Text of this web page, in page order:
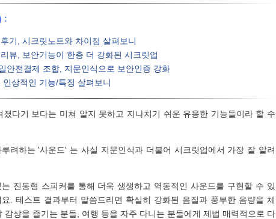
:
기, 시크릿노트와 차이점 살펴보니
뷰, 보안기능이 한층 더 강화된 시크릿업
안전결제 조합, 지문인식으로 보안인증 강화
상적인 기능/특징 살펴보니
졌다기 보다는 미쳐 알지 못하고 지나치기 쉬운 유용한 기능들이라 할 수
려하는 '사운드' 는 사실 지문인식과 더불어 시크릿업에서 가장 잘 알려
진동형 스피커를 통해 더욱 생생하고 역동적인 사운드를 구현할 수 있
. 테스트 결과부터 말씀드리면 확실히 강화된 음질과 풍부한 음량을 체
감상을 즐기는 분들, 여행 등을 자주 다니는 분들에게 제법 매력적으로 다